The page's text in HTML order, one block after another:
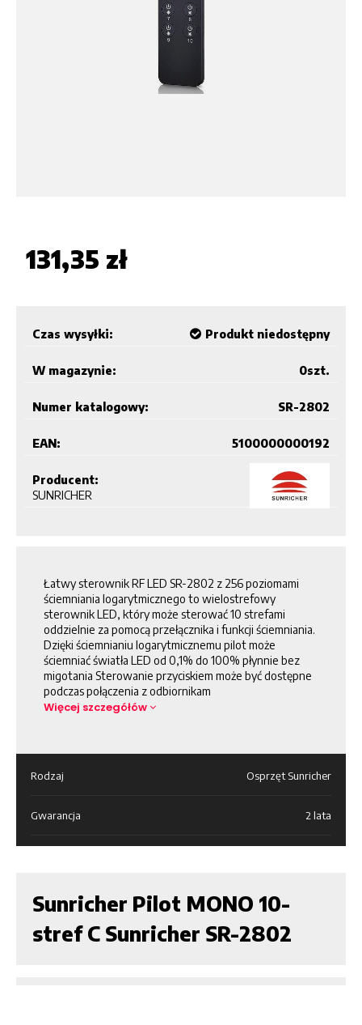
131,35 zł
Czas wysyłki: Produkt niedostępny
W magazynie: szt.
0
Numer katalogowy: SR-2802
EAN: 5100000000192
Producent:
SUNRICHER
Łatwy sterownik RF LED SR-2802 z 256 poziomami
ściemniania logarytmicznego to wielostrefowy
sterownik LED, który może sterować 10 strefami
oddzielnie za pomocą przełącznika i funkcji ściemniania.
Dzięki ściemnianiu logarytmicznemu pilot może
ściemniać światła LED od 0,1% do 100% płynnie bez
migotania Sterowanie przyciskiem może być dostępne
podczas połączenia z odbiornikam
Więcej szczegółów
Rodzaj Osprzęt Sunricher
Gwarancja 2 lata
Sunricher Pilot MONO 10-
stref C Sunricher SR-2802